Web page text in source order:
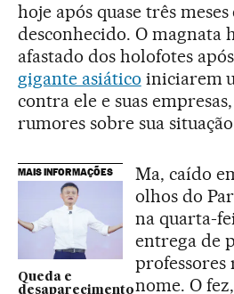
hoje após quase três
desconhecido. O magnata
afastado dos holofotes
gigante asiático iniciarem
contra ele e suas
rumores sobre sua
MAIS INFORMAÇÕES
Queda e
desaparecimento
Ma, caído
olhos do
na quarta-
entrega de
professores
nome. O